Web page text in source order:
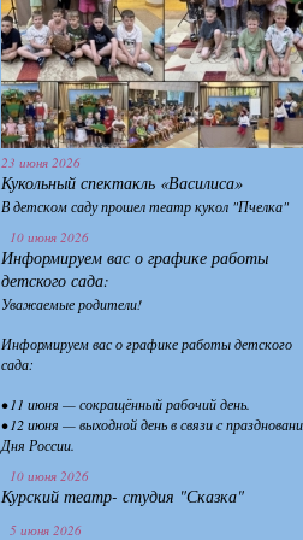
23 июня 2026
Кукольный спектакль «Василиса»
В детском саду прошел театр кукол "Пчелка"
10 июня 2026
Информируем вас о графике работы
детского сада:
Уважаемые родители!
Информируем вас о графике работы детского
сада:
• 11 июня — сокращённый рабочий день.
• 12 июня — выходной день в связи с
Дня России.
10 июня 2026
Курский театр- студия "Сказка"
5 июня 2026